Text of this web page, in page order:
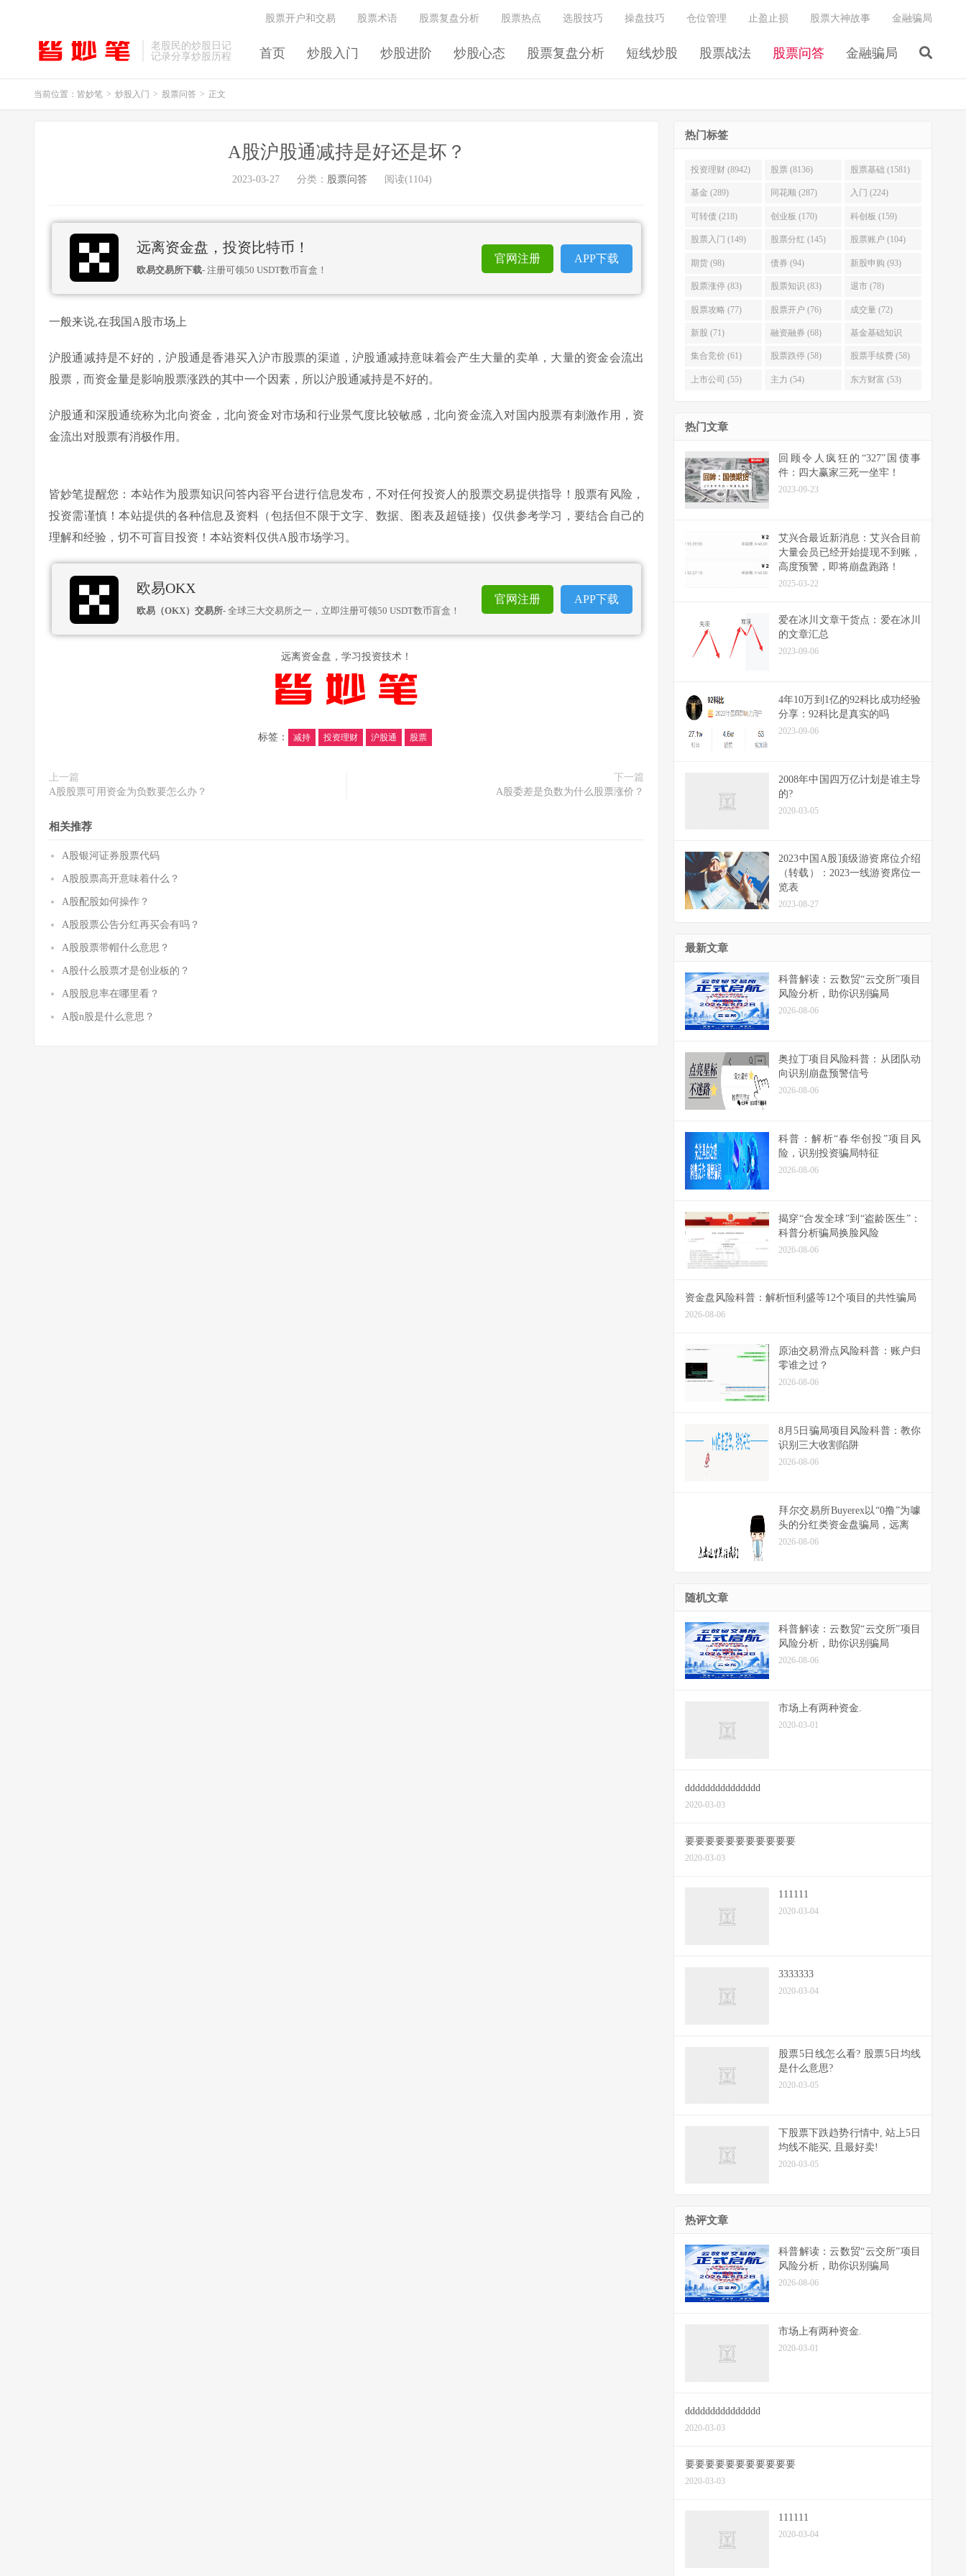
老股民的炒股日记
记录分享炒股历程
首页 炒股入门 炒股进阶 炒股心态 股票复盘分析 短线炒股 股票战法 股票问答 金融骗局
股票开户和交易 股票术语 股票复盘分析 股票热点 选股技巧 操盘技巧 仓位管理 止盈止损 股票大神故事 金融骗局
当前位置： 皆妙笔 > 炒股入门 > 股票问答 > 正文
A股沪股通减持是好还是坏？
2023-03-27 分类： 股票问答 阅读(1104)
远离资金盘，投资比特币！
欧易交易所下载- 注册可领50 USDT数币盲盒！
官网注册 APP下载
一般来说,在我国A股市场上
沪股通减持是不好的，沪股通是香港买入沪市股票的渠道，沪股通减持意味着会产生大量的卖单，大量的资金会流出
股票，而资金量是影响股票涨跌的其中一个因素，所以沪股通减持是不好的。
沪股通和深股通统称为北向资金，北向资金对市场和行业景气度比较敏感，北向资金流入对国内股票有刺激作用，资
金流出对股票有消极作用。
皆妙笔提醒您：本站作为股票知识问答内容平台进行信息发布，不对任何投资人的股票交易提供指导！股票有风险，
投资需谨慎！本站提供的各种信息及资料（包括但不限于文字、数据、图表及超链接）仅供参考学习，要结合自己的
理解和经验，切不可盲目投资！本站资料仅供A股市场学习。
欧易OKX
欧易（OKX）交易所- 全球三大交易所之一，立即注册可领50 USDT数币盲盒！
官网注册 APP下载
远离资金盘，学习投资技术！
标签： 减持 投资理财 沪股通 股票
上一篇
A股股票可用资金为负数要怎么办？
下一篇
A股委差是负数为什么股票涨价？
相关推荐
A股银河证券股票代码
A股股票高开意味着什么？
A股配股如何操作？
A股股票公告分红再买会有吗？
A股股票带帽什么意思？
A股什么股票才是创业板的？
A股股息率在哪里看？
A股n股是什么意思？
热门标签
投资理财 (8942) 股票 (8136) 股票基础 (1581)
基金 (289) 同花顺 (287) 入门 (224)
可转债 (218) 创业板 (170) 科创板 (159)
股票入门 (149) 股票分红 (145) 股票账户 (104)
期货 (98) 债券 (94) 新股申购 (93)
股票涨停 (83) 股票知识 (83) 退市 (78)
股票攻略 (77) 股票开户 (76) 成交量 (72)
新股 (71) 融资融券 (68) 基金基础知识
(64)
集合竞价 (61) 股票跌停 (58) 股票手续费 (58)
上市公司 (55) 主力 (54) 东方财富 (53)
热门文章
回顾令人疯狂的“327”国债事
件：四大赢家三死一坐牢！
2023-09-23
艾兴合最近新消息：艾兴合目前
大量会员已经开始提现不到账，
高度预警，即将崩盘跑路！
2025-03-22
爱在冰川文章干货点：爱在冰川
的文章汇总
2023-09-06
4年10万到1亿的92科比成功经验
分享：92科比是真实的吗
2023-09-06
2008年中国四万亿计划是谁主导
的?
2020-03-05
2023中国A股顶级游资席位介绍
（转载）：2023一线游资席位一
览表
2023-08-27
最新文章
科普解读：云数贸“云交所”项目
风险分析，助你识别骗局
2026-08-06
奥拉丁项目风险科普：从团队动
向识别崩盘预警信号
2026-08-06
科普：解析“春华创投”项目风
险，识别投资骗局特征
2026-08-06
揭穿“合发全球”到“盗龄医生”：
科普分析骗局换脸风险
2026-08-06
资金盘风险科普：解析恒利盛等12个项目的共性骗局
2026-08-06
原油交易滑点风险科普：账户归
零谁之过？
2026-08-06
8月5日骗局项目风险科普：教你
识别三大收割陷阱
2026-08-06
拜尔交易所Buyerex以“0撸”为噱
头的分红类资金盘骗局，远离
2026-08-06
随机文章
科普解读：云数贸“云交所”项目
风险分析，助你识别骗局
2026-08-06
市场上有两种资金.
2020-03-01
ddddddddddddddd
2020-03-03
要要要要要要要要要要要
2020-03-03
111111
2020-03-04
3333333
2020-03-04
股票5日线怎么看? 股票5日均线
是什么意思?
2020-03-05
下股票下跌趋势行情中, 站上5日
均线不能买, 且最好卖!
2020-03-05
热评文章
科普解读：云数贸“云交所”项目
风险分析，助你识别骗局
2026-08-06
市场上有两种资金.
2020-03-01
ddddddddddddddd
2020-03-03
要要要要要要要要要要要
2020-03-03
111111
2020-03-04